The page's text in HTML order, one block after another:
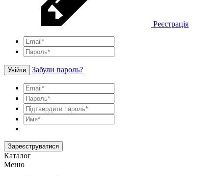
Реєстрація
Увійти Забули пароль?
Зареєструватися
Каталог
Меню